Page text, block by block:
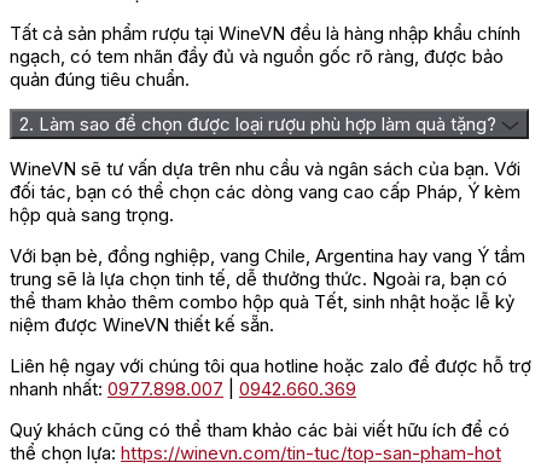
Rượu là một trong những dòng vang nổi tiếng tại Pháp. Đây là
chairượu vang kết hợp được văn hóa ẩm thực truyền thống và
văn hóa ẩm thực hiện đại của vùng đất
Nhiệt độ: 10-12oC ướp trong xô đá khoảng 10-15 phút, 30 phút
trong ngăn mát tủ lạnh.
Kiểu ly: Bordeaux Style. Lắc rượu trước khi uống là động tác
cần thiết.
Decanter/ vang thở: 30 phút trước khi thưởng thức
Phối với thức ăn: gà xào cay, bít tết, thịt sốt kem, thịt cừu
nướng, lạp sườn, …
để đặt mua hàng để được
giá tốt nhất!
Tất cả sản phẩm rượu tại WineVN đều là hàng nhập khẩu chính
ngạch, có tem nhãn đầy đủ và nguồn gốc rõ ràng, được bảo
quản đúng tiêu chuẩn.
2. Làm sao để chọn được loại rượu phù hợp làm quà tặng?
WineVN sẽ tư vấn dựa trên nhu cầu và ngân sách của bạn. Với
đối tác, bạn có thể chọn các dòng vang cao cấp Pháp, Ý kèm
hộp quà sang trọng.
Với bạn bè, đồng nghiệp, vang Chile, Argentina hay vang Ý tầm
trung sẽ là lựa chọn tinh tế, dễ thưởng thức. Ngoài ra, bạn có
thể tham khảo thêm combo hộp quà Tết, sinh nhật hoặc lễ kỷ
niệm được WineVN thiết kế sẵn.
Liên hệ ngay với chúng tôi qua hotline hoặc zalo để được hỗ trợ
nhanh nhất: 0977.898.007
0942.660.369
Quý khách cũng có thể tham khảo các bài viết hữu ích để có
thể chọn lựa: https://winevn.com/tin-tuc/top-san-pham-hot